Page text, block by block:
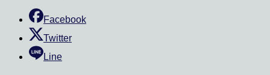
Facebook
Twitter
Line